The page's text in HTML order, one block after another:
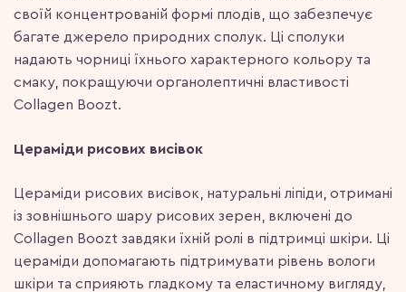
своїй концентрованій формі плодів, що забезпечує
багате джерело природних сполук. Ці сполуки
надають чорниці їхнього характерного кольору та
смаку, покращуючи органолептичні властивості
Collagen Boozt.
Цераміди рисових висівок
Цераміди рисових висівок, натуральні ліпіди, отримані
із зовнішнього шару рисових зерен, включені до
Collagen Boozt завдяки їхній ролі в підтримці шкіри. Ці
цераміди допомагають підтримувати рівень вологи
шкіри та сприяють гладкому та еластичному вигляду,